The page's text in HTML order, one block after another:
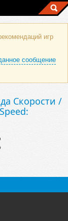
игр
сообщение
Скорости /